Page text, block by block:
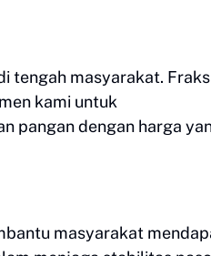
tengah masyarakat.
kami untuk
pangan dengan harga
masyarakat